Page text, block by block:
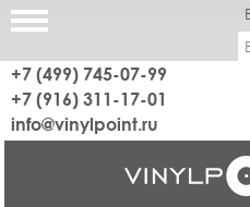
+7 (499) 745-07-99
+7 (916) 311-17-01
info@vinylpoint.ru